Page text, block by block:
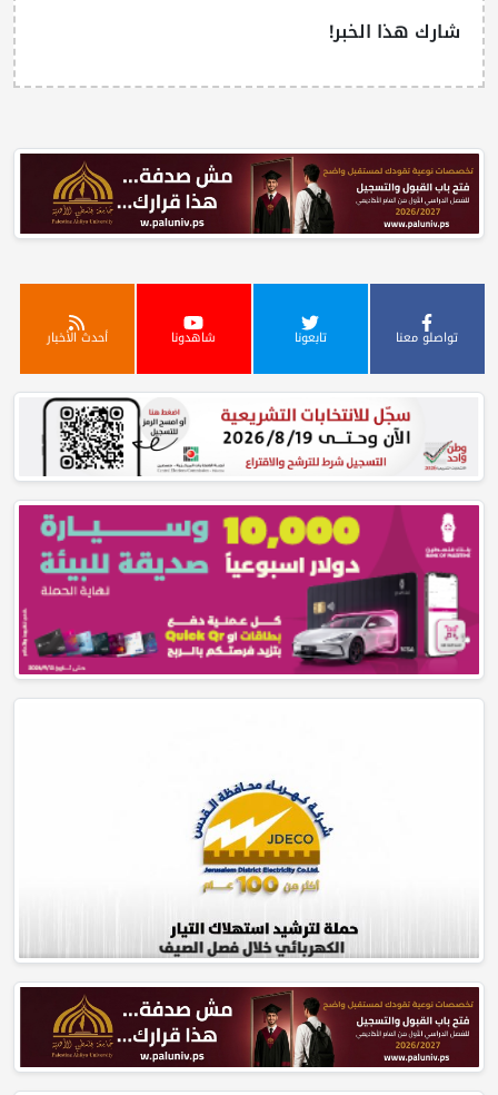
شارك هذا الخبر!
تواصلو معنا تابعونا شاهدونا أحدث الأخبار